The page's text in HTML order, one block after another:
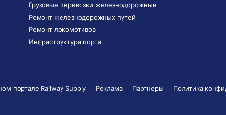
Грузовые перевозки железнодорожные
Ремонт железнодорожных путей
Ремонт локомотивов
Инфраструктура порта
портале Railway Supply Реклама Партнеры Политика